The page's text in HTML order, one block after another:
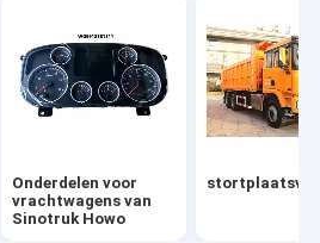
van de Fawvrachtwagen
Onderdelen voor
vrachtwagens van
Sinotruk Howo